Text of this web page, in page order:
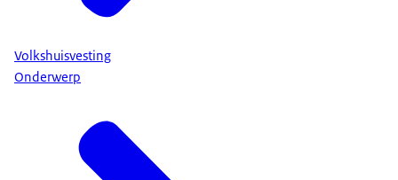
Volkshuisvesting
Onderwerp